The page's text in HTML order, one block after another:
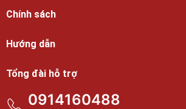
Chính sách
Hướng dẫn
Tổng đài hỗ trợ
0914160488